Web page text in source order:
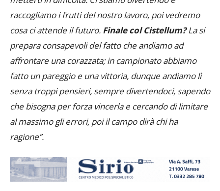
raccogliamo i frutti del nostro lavoro, poi vedremo
prepara consapevoli del fatto che andiamo ad
affrontare una corazzata; in campionato abbiamo
fatto un pareggio e una vittoria, dunque andiamo lì
senza troppi pensieri, sempre divertendoci, sapendo
che bisogna per forza vincerla e cercando di limitare
al massimo gli errori, poi il campo dirà chi ha
ragione”.